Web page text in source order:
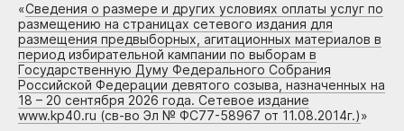
«Сведения о размере и других условиях оплаты услуг по
размещению на страницах сетевого издания для
размещения предвыборных, агитационных материалов в
период избирательной кампании по выборам в
Государственную Думу Федерального Собрания
Российской Федерации девятого созыва, назначенных на
18 – 20 сентября 2026 года. Сетевое издание
www.kp40.ru (св-во Эл № ФС77-58967 от 11.08.2014г.)»